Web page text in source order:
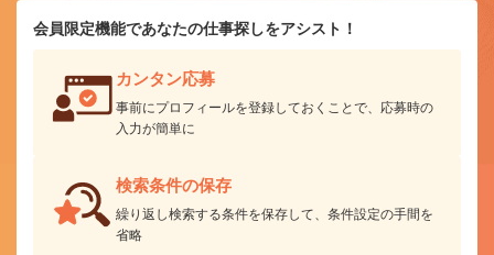
会員限定機能であなたの仕事探しをアシスト！
カンタン応募
事前にプロフィールを登録しておくことで、応募時の
入力が簡単に
検索条件の保存
繰り返し検索する条件を保存して、条件設定の手間を
省略